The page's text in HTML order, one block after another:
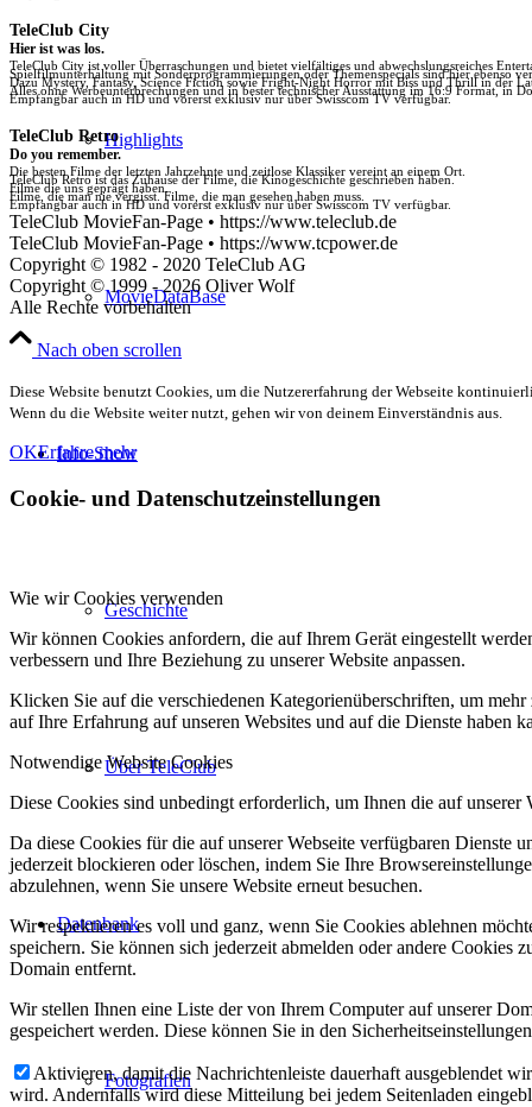
Highlights
MovieDataBase
Info-Show
Geschichte
Über TeleClub
Datenbank
Fotografien
TeleClub City
Hier ist was los.
TeleClub City ist voller Überraschungen und bietet vielfältiges und abwechslungsreiches
Spielfilmunterhaltung mit Sonderprogrammierungen oder Themenspecials sind hier ebenso
Dazu Mystery, Fantasy, Science Fiction sowie Fright-Night Horror mit Biss und Thrill in der
Alles ohne Werbeunterbrechungen und in bester technischer Ausstattung im 16:9 Format, in
Empfangbar auch in HD und vorerst exklusiv nur über Swisscom TV verfügbar.
TeleClub Retro
Do you remember.
Die besten Filme der letzten Jahrzehnte und zeitlose Klassiker vereint an einem Ort.
TeleClub Retro ist das Zuhause der Filme, die Kinogeschichte geschrieben haben.
Filme die uns geprägt haben.
Filme, die man nie vergisst. Filme, die man gesehen haben muss.
Empfangbar auch in HD und vorerst exklusiv nur über Swisscom TV verfügbar.
TeleClub MovieFan-Page • https://www.teleclub.de
TeleClub MovieFan-Page • https://www.tcpower.de
Copyright © 1982 - 2020 TeleClub AG
Copyright © 1999 - 2026 Oliver Wolf
Alle Rechte vorbehalten
Nach oben scrollen
Diese Website benutzt Cookies, um die Nutzererfahrung der Webseite
Wenn du die Website weiter nutzt, gehen wir von deinem Einverständnis aus.
OKErfahre mehr
Cookie- und Datenschutzeinstellungen
Wie wir Cookies verwenden
Wir können Cookies anfordern, die auf Ihrem Gerät eingestellt
verbessern und Ihre Beziehung zu unserer Website anpassen.
Klicken Sie auf die verschiedenen Kategorienüberschriften, um
auf Ihre Erfahrung auf unseren Websites und auf die Dienste haben
Notwendige Website Cookies
Diese Cookies sind unbedingt erforderlich, um Ihnen die auf
Da diese Cookies für die auf unserer Webseite verfügbaren
jederzeit blockieren oder löschen, indem Sie Ihre
abzulehnen, wenn Sie unsere Website erneut besuchen.
Wir respektieren es voll und ganz, wenn Sie Cookies ablehnen
speichern. Sie können sich jederzeit abmelden oder andere Cookies
Domain entfernt.
Wir stellen Ihnen eine Liste der von Ihrem Computer auf unserer
gespeichert werden. Diese können Sie in den
Aktivieren, damit die Nachrichtenleiste dauerhaft ausgeblendet
wird. Andernfalls wird diese Mitteilung bei jedem Seitenladen